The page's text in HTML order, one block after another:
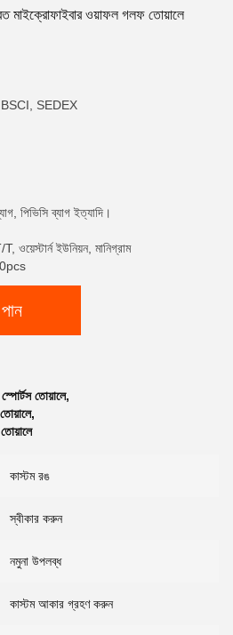
মাইক্রোফাইবার ওয়াফল গলফ তোয়ালে
BSCI, SEDEX
পিভিসি ব্যাগ ইত্যাদি।
ইউনিয়ন, মানিগ্রাম
তোয়ালে,
,
কাস্টম রঙ
স্বীকার করুন
নমুনা উপলব্ধ
কাস্টম আকার গ্রহণ করুন